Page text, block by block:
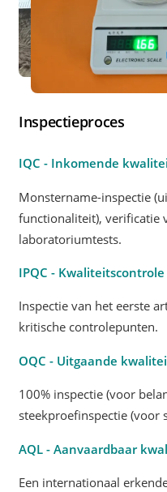
Inspectieproces
IQC - Inkomende
Monstername-inspectie
functionaliteit), verificatie
laboratoriumtests.
IPQC -
Inspectie van het eerste
kritische controlepunten.
OQC - Uitgaande
100% inspectie (voor
steekproefinspectie (voor
AQL - Aanvaardbaar
Een internationaal